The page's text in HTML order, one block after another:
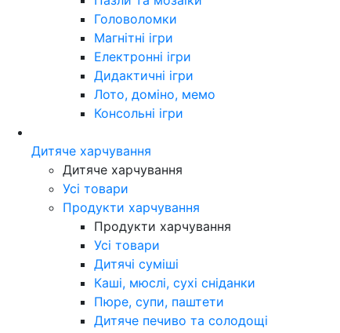
Головоломки
Магнітні ігри
Електронні ігри
Дидактичні ігри
Лото, доміно, мемо
Консольні ігри
Дитяче харчування
Дитяче харчування
Усі товари
Продукти харчування
Продукти харчування
Усі товари
Дитячі суміші
Каші, мюслі, сухі сніданки
Пюре, супи, паштети
Дитяче печиво та солодощі